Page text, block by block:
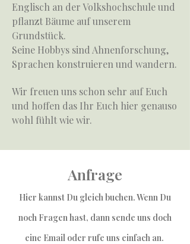
Englisch an der Volkshochschule und
pflanzt Bäume auf unserem
Grundstück.
Seine Hobbys sind Ahnenforschung,
Sprachen konstruieren und wandern.
Wir freuen uns schon sehr auf Euch
und hoffen das Ihr Euch hier genauso
wohl fühlt wie wir.
Anfrage
Hier kannst Du gleich buchen. Wenn Du
noch Fragen hast, dann sende uns doch
eine Email oder rufe uns einfach an.